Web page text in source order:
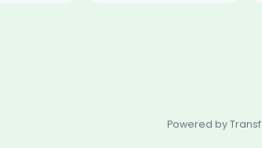
Powered by